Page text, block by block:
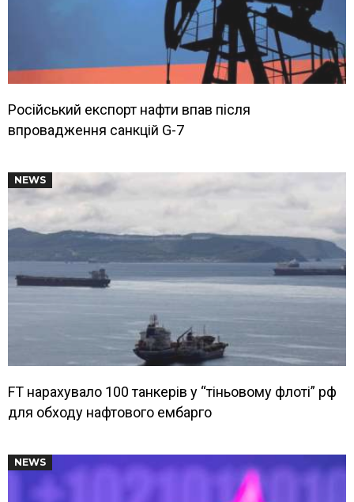
Російський експорт нафти впав після
впровадження санкцій G-7
NEWS
FT нарахувало 100 танкерів у “тіньовому флоті” рф
для обходу нафтового ембарго
NEWS